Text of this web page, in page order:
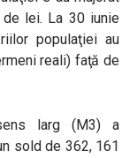
lei. La 30 iunie
populaţiei au
reali) faţă de
larg (M3)a
sold de 362, 161